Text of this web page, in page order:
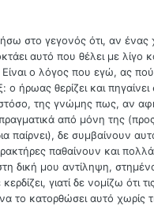
στο γεγονός ότι, αν ένας
αυτό που θέλει με λίγο
Είναι ο λόγος που εγώ, ας
ο ήρωας θερίζει και πηγαίνει
της γνώμης πως, αν
πραγματικά από μόνη της
παίρνει), δε συμβαίνουν
παθαίνουν και
δική μου αντίληψη,
γιατί δε νομίζω ότι
το κατορθώσει αυτό χωρίς